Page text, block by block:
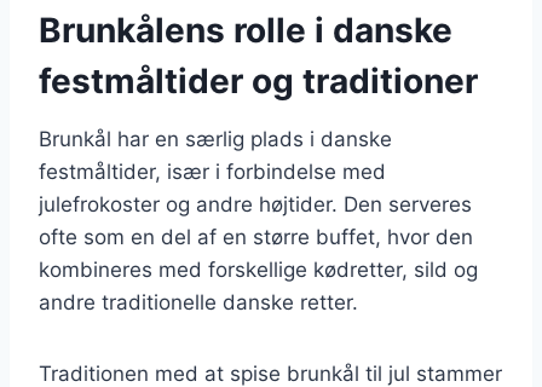
Brunkålens rolle i danske
festmåltider og traditioner
Brunkål har en særlig plads i danske
festmåltider, især i forbindelse med
julefrokoster og andre højtider. Den serveres
ofte som en del af en større buffet, hvor den
kombineres med forskellige kødretter, sild og
andre traditionelle danske retter.
Traditionen med at spise brunkål til jul stammer